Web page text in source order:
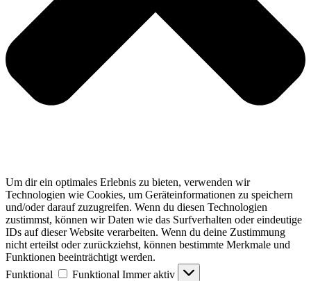
Um dir ein optimales Erlebnis zu bieten, verwenden wir
Technologien wie Cookies, um Geräteinformationen zu speichern
und/oder darauf zuzugreifen. Wenn du diesen Technologien
zustimmst, können wir Daten wie das Surfverhalten oder eindeutige
IDs auf dieser Website verarbeiten. Wenn du deine Zustimmung
nicht erteilst oder zurückziehst, können bestimmte Merkmale und
Funktionen beeinträchtigt werden.
Funktional
Funktional Immer aktiv